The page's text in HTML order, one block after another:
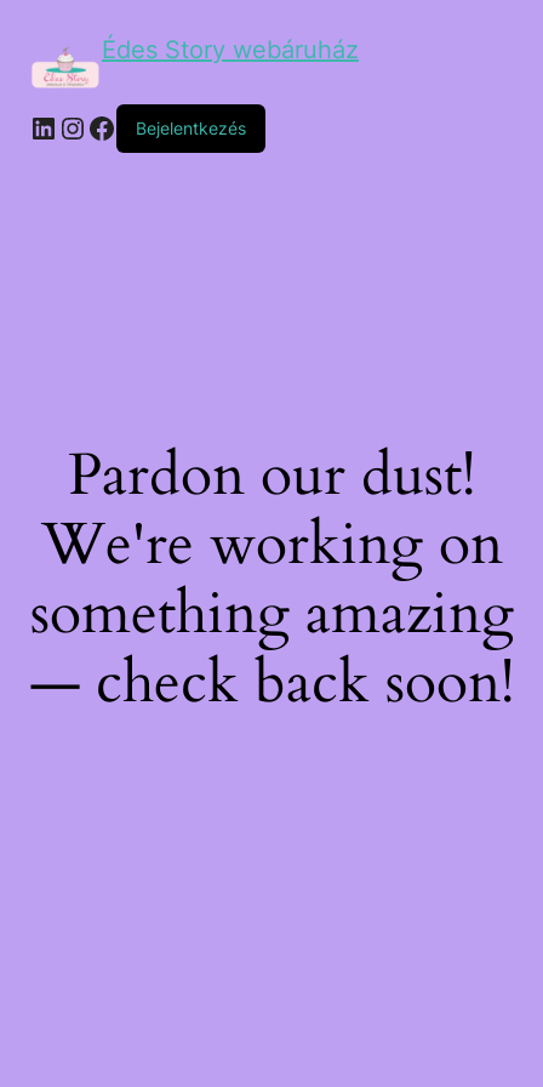
Édes Story webáruház
Bejelentkezés
Pardon our dust!
We're working on
something amazing
— check back soon!